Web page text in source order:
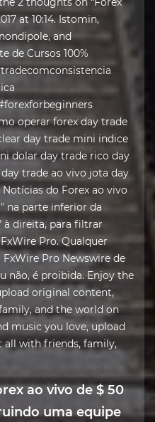
at 10:14. Istomin,
and
de Cursos 100%
operar forex day trade
day trade mini indice
dolar day trade rico day
trade ao vivo jota day
do Forex ao vivo
na parte inferior da
à direita, para filtrar
Pro. Qualquer
Pro Newswire de
não, é proibida. Enjoy the
original content,
and the world on
music you love, upload
all with friends, family,
ao vivo de $ 50
uma equipe